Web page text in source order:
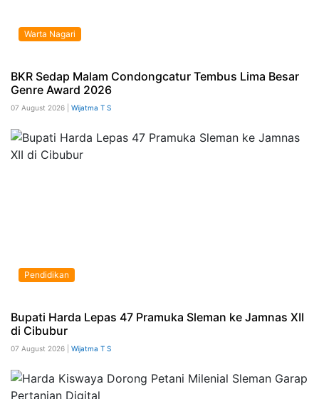
Warta Nagari
BKR Sedap Malam Condongcatur Tembus Lima Besar
Genre Award 2026
07 August 2026 | Wijatma T S
Pendidikan
Bupati Harda Lepas 47 Pramuka Sleman ke Jamnas XII
di Cibubur
07 August 2026 | Wijatma T S